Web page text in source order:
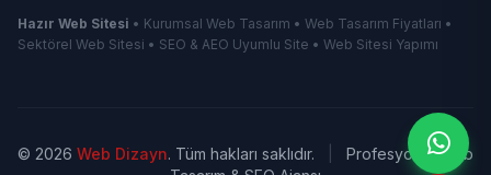
Hazır Web Sitesi • Kurumsal Web Tasarım • Web Tasarım Fiyatları •
Sektörel Web Sitesi • SEO & AEO Uyumlu Site • Web Sitesi Yapımı
© 2026 Web Dizayn. Tüm hakları saklıdır.
Profesyonel Web